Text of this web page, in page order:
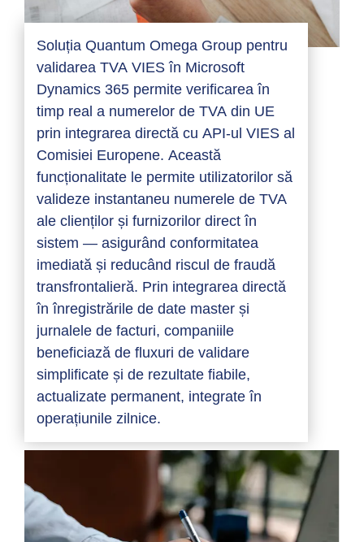
Soluția Quantum Omega Group pentru
validarea TVA VIES în Microsoft
Dynamics 365 permite verificarea în
timp real a numerelor de TVA din UE
prin integrarea directă cu API-ul VIES al
Comisiei Europene. Această
funcționalitate le permite utilizatorilor să
valideze instantaneu numerele de TVA
ale clienților și furnizorilor direct în
sistem — asigurând conformitatea
imediată și reducând riscul de fraudă
transfrontalieră. Prin integrarea directă
în înregistrările de date master și
jurnalele de facturi, companiile
beneficiază de fluxuri de validare
simplificate și de rezultate fiabile,
actualizate permanent, integrate în
operațiunile zilnice.